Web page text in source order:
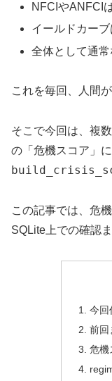
NFCIやANFCI
イールドカー
全体として通
これを毎回、人間
そこで今回は、複
の「危機スコア」
この記事では、危
SQLite上での確認
今回
前回
危機